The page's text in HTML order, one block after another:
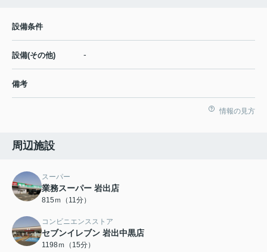
設備条件
設備(その他) -
備考
情報の見方
周辺施設
スーパー
業務スーパー 岩出店
815ｍ（11分）
コンビニエンスストア
セブンイレブン 岩出中黒店
1198ｍ（15分）